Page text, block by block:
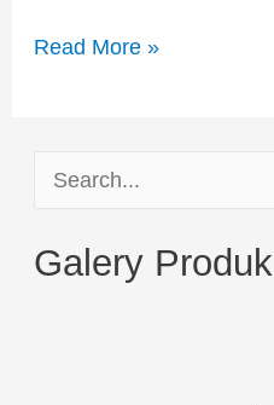
Read More »
a
Galery Produk